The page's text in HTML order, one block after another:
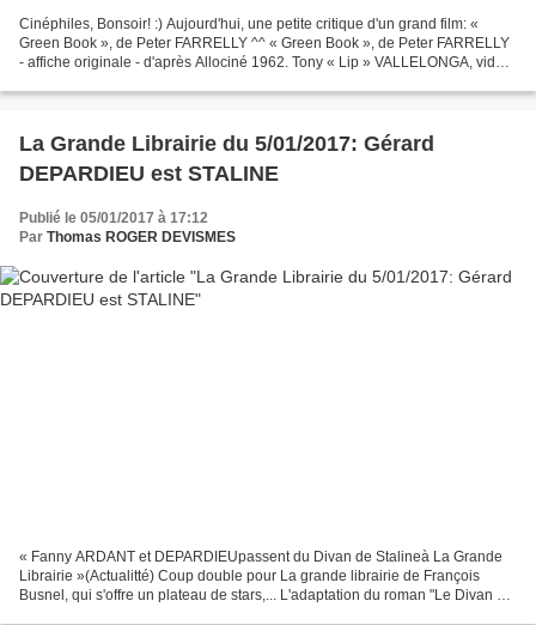
Cinéphiles, Bonsoir! :) Aujourd'hui, une petite critique d'un grand film: «
Green Book », de Peter FARRELLY ^^ « Green Book », de Peter FARRELLY
- affiche originale - d'après Allociné 1962. Tony « Lip » VALLELONGA, videur
La Grande Librairie du 5/01/2017: Gérard
DEPARDIEU est STALINE
Publié le 05/01/2017 à 17:12
Par Thomas ROGER DEVISMES
« Fanny ARDANT et DEPARDIEUpassent du Divan de Stalineà La Grande
Librairie »(Actualitté) Coup double pour La grande librairie de François
Busnel, qui s'offre un plateau de stars,... L'adaptation du roman "Le Divan de